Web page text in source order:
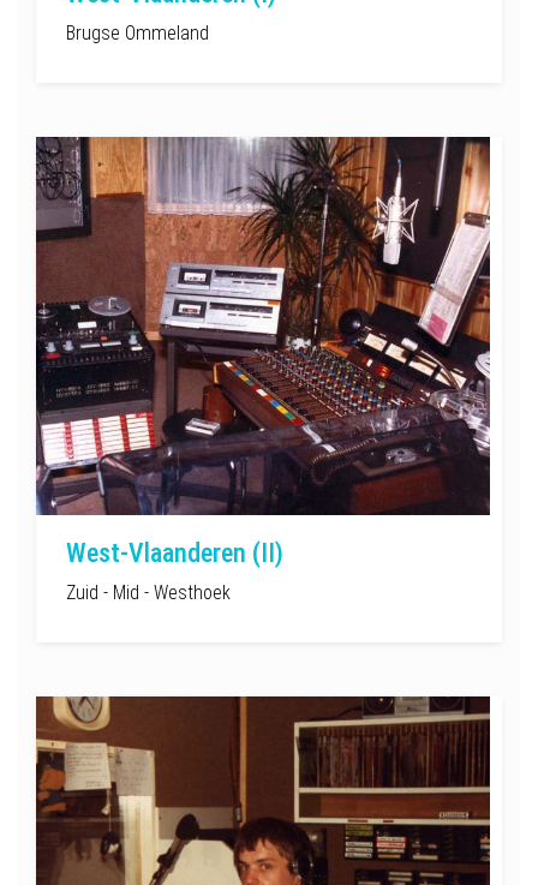
Brugse Ommeland
West-Vlaanderen (II)
Zuid - Mid - Westhoek